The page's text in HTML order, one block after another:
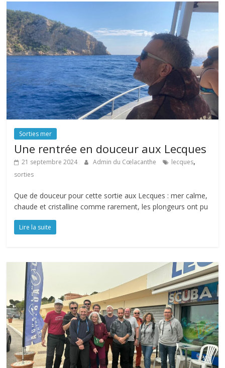
Sorties mer
Une rentrée en douceur aux Lecques
21 septembre 2024 Admin du Cœlacanthe lecques,
sorties
Que de douceur pour cette sortie aux Lecques : mer calme,
chaude et cristalline comme rarement, les plongeurs ont pu
Lire la suite